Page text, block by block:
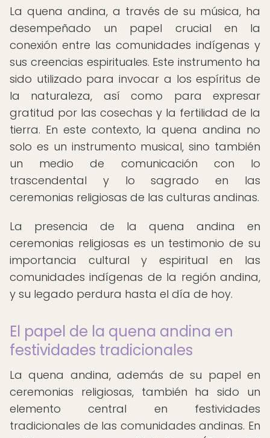
La quena andina, a través de su música, ha
desempeñado un papel crucial en la
conexión entre las comunidades indígenas y
sus creencias espirituales. Este instrumento ha
sido utilizado para invocar a los espíritus de
la naturaleza, así como para expresar
gratitud por las cosechas y la fertilidad de la
tierra. En este contexto, la quena andina no
solo es un instrumento musical, sino también
un medio de comunicación con lo
trascendental y lo sagrado en las
ceremonias religiosas de las culturas andinas.
La presencia de la quena andina en
ceremonias religiosas es un testimonio de su
importancia cultural y espiritual en las
comunidades indígenas de la región andina,
y su legado perdura hasta el día de hoy.
El papel de la quena andina en
festividades tradicionales
La quena andina, además de su papel en
ceremonias religiosas, también ha sido un
elemento central en festividades
tradicionales de las comunidades andinas. En